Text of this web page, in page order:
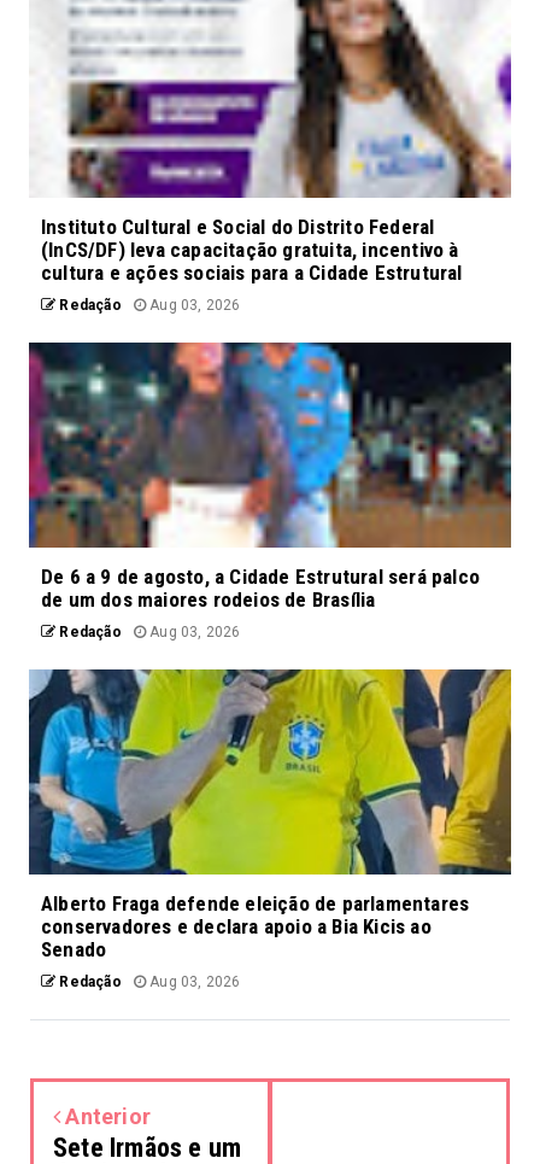
Instituto Cultural e Social do Distrito Federal
(InCS/DF) leva capacitação gratuita, incentivo à
cultura e ações sociais para a Cidade Estrutural
Redação Aug 03, 2026
De 6 a 9 de agosto, a Cidade Estrutural será palco
de um dos maiores rodeios de Brasília
Redação Aug 03, 2026
Alberto Fraga defende eleição de parlamentares
conservadores e declara apoio a Bia Kicis ao
Senado
Redação Aug 03, 2026
Anterior
Sete Irmãos e um